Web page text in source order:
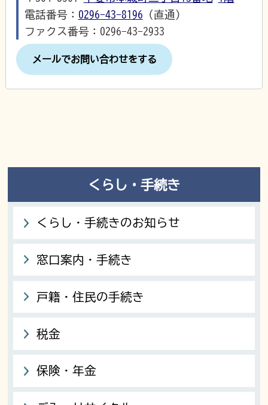
電話番号： 0296-43-8196 （直通）
ファクス番号：0296-43-2933
メールでお問い合わせをする
くらし・手続き
くらし・手続きのお知らせ
窓口案内・手続き
戸籍・住民の手続き
税金
保険・年金